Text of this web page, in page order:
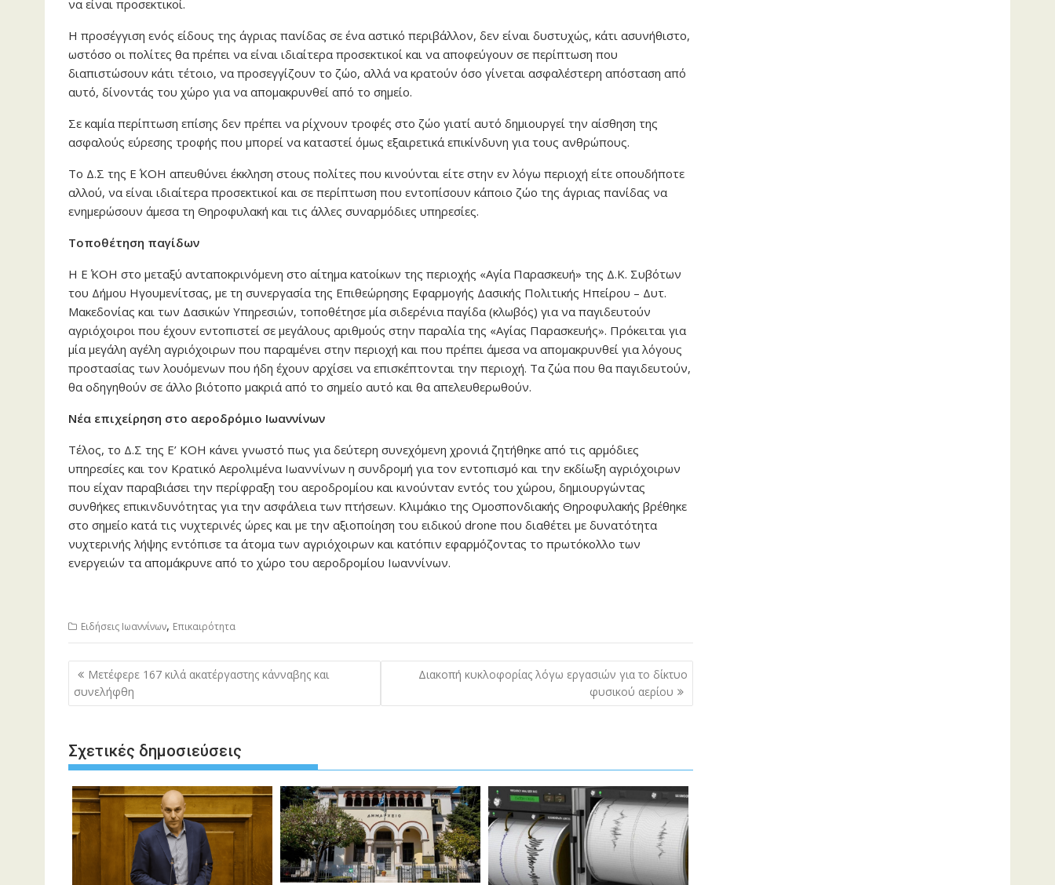
να είναι προσεκτικοί.
Η προσέγγιση ενός είδους της άγριας πανίδας σε ένα αστικό περιβάλλον, δεν είναι δυστυχώς, κάτι ασυνήθιστο,
ωστόσο οι πολίτες θα πρέπει να είναι ιδιαίτερα προσεκτικοί και να αποφεύγουν σε περίπτωση που
διαπιστώσουν κάτι τέτοιο, να προσεγγίζουν το ζώο, αλλά να κρατούν όσο γίνεται ασφαλέστερη απόσταση από
αυτό, δίνοντάς του χώρο για να απομακρυνθεί από το σημείο.
Σε καμία περίπτωση επίσης δεν πρέπει να ρίχνουν τροφές στο ζώο γιατί αυτό δημιουργεί την αίσθηση της
ασφαλούς εύρεσης τροφής που μπορεί να καταστεί όμως εξαιρετικά επικίνδυνη για τους ανθρώπους.
Το Δ.Σ της Ε΄ ΚΟΗ απευθύνει έκκληση στους πολίτες που κινούνται είτε στην εν λόγω περιοχή είτε οπουδήποτε
αλλού, να είναι ιδιαίτερα προσεκτικοί και σε περίπτωση που εντοπίσουν κάποιο ζώο της άγριας πανίδας να
ενημερώσουν άμεσα τη Θηροφυλακή και τις άλλες συναρμόδιες υπηρεσίες.
Τοποθέτηση παγίδων
Η Ε΄ ΚΟΗ στο μεταξύ ανταποκρινόμενη στο αίτημα κατοίκων της περιοχής «Αγία Παρασκευή» της Δ.Κ. Συβότων
του Δήμου Ηγουμενίτσας, με τη συνεργασία της Επιθεώρησης Εφαρμογής Δασικής Πολιτικής Ηπείρου – Δυτ.
Μακεδονίας και των Δασικών Υπηρεσιών, τοποθέτησε μία σιδερένια παγίδα (κλωβός) για να παγιδευτούν
αγριόχοιροι που έχουν εντοπιστεί σε μεγάλους αριθμούς στην παραλία της «Αγίας Παρασκευής». Πρόκειται για
μία μεγάλη αγέλη αγριόχοιρων που παραμένει στην περιοχή και που πρέπει άμεσα να απομακρυνθεί για λόγους
προστασίας των λουόμενων που ήδη έχουν αρχίσει να επισκέπτονται την περιοχή. Τα ζώα που θα παγιδευτούν,
θα οδηγηθούν σε άλλο βιότοπο μακριά από το σημείο αυτό και θα απελευθερωθούν.
Νέα επιχείρηση στο αεροδρόμιο Ιωαννίνων
Τέλος, το Δ.Σ της Ε’ ΚΟΗ κάνει γνωστό πως για δεύτερη συνεχόμενη χρονιά ζητήθηκε από τις αρμόδιες
υπηρεσίες και τον Κρατικό Αερολιμένα Ιωαννίνων η συνδρομή για τον εντοπισμό και την εκδίωξη αγριόχοιρων
που είχαν παραβιάσει την περίφραξη του αεροδρομίου και κινούνταν εντός του χώρου, δημιουργώντας
συνθήκες επικινδυνότητας για την ασφάλεια των πτήσεων. Κλιμάκιο της Ομοσπονδιακής Θηροφυλακής βρέθηκε
στο σημείο κατά τις νυχτερινές ώρες και με την αξιοποίηση του ειδικού drone που διαθέτει με δυνατότητα
νυχτερινής λήψης εντόπισε τα άτομα των αγριόχοιρων και κατόπιν εφαρμόζοντας το πρωτόκολλο των
ενεργειών τα απομάκρυνε από το χώρο του αεροδρομίου Ιωαννίνων.
Ειδήσεις Ιωαννίνων, Επικαιρότητα
Πλοήγηση
άρθρων
Μετέφερε 167 κιλά ακατέργαστης κάνναβης και
συνελήφθη
Διακοπή κυκλοφορίας λόγω εργασιών για το δίκτυο
φυσικού αερίου
Σχετικές δημοσιεύσεις